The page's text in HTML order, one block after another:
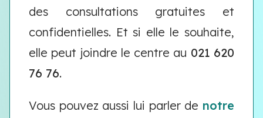
des consultations gratuites et
confidentielles. Et si elle le souhaite,
elle peut joindre le centre au 021 620
76 76.
Vous pouvez aussi lui parler de notre